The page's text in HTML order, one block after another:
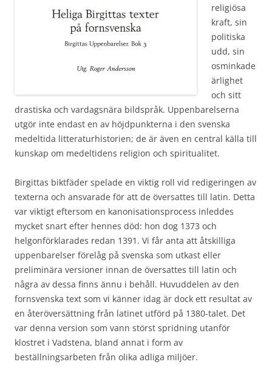
religiösa
kraft, sin
politiska
udd, sin
osminkade
ärlighet
och sitt
drastiska och vardagsnära bildspråk. Uppenbarelserna
utgör inte endast en av höjdpunkterna i den svenska
medeltida litteraturhistorien; de är även en central källa till
kunskap om medeltidens religion och spiritualitet.
Birgittas biktfäder spelade en viktig roll vid redigeringen av
texterna och ansvarade för att de översattes till latin. Detta
var viktigt eftersom en kanonisationsprocess inleddes
mycket snart efter hennes död: hon dog 1373 och
helgonförklarades redan 1391. Vi får anta att åtskilliga
uppenbarelser förelåg på svenska som utkast eller
preliminära versioner innan de översattes till latin och
några av dessa finns ännu i behåll. Huvuddelen av den
fornsvenska text som vi känner idag är dock ett resultat av
en återöversättning från latinet utförd på 1380-talet. Det
var denna version som vann störst spridning utanför
klostret i Vadstena, bland annat i form av
beställningsarbeten från olika adliga miljöer.